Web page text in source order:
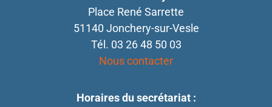
Place René Sarrette
51140 Jonchery-sur-Vesle
Tél. 03 26 48 50 03
Nous contacter
Horaires du secrétariat :